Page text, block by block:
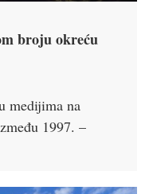
broju okreću
medijima na
1997. –